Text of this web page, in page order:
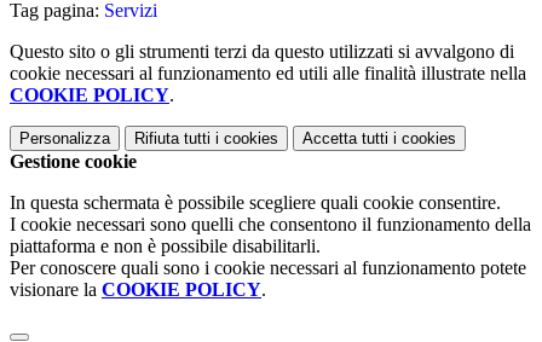
Tag pagina: Servizi
Questo sito o gli strumenti terzi da questo utilizzati si avvalgono di
cookie necessari al funzionamento ed utili alle finalità illustrate nella
COOKIE POLICY.
Personalizza Rifiuta tutti i cookies Accetta tutti i cookies
Gestione cookie
In questa schermata è possibile scegliere quali cookie consentire.
I cookie necessari sono quelli che consentono il funzionamento della
piattaforma e non è possibile disabilitarli.
Per conoscere quali sono i cookie necessari al funzionamento potete
visionare la COOKIE POLICY.